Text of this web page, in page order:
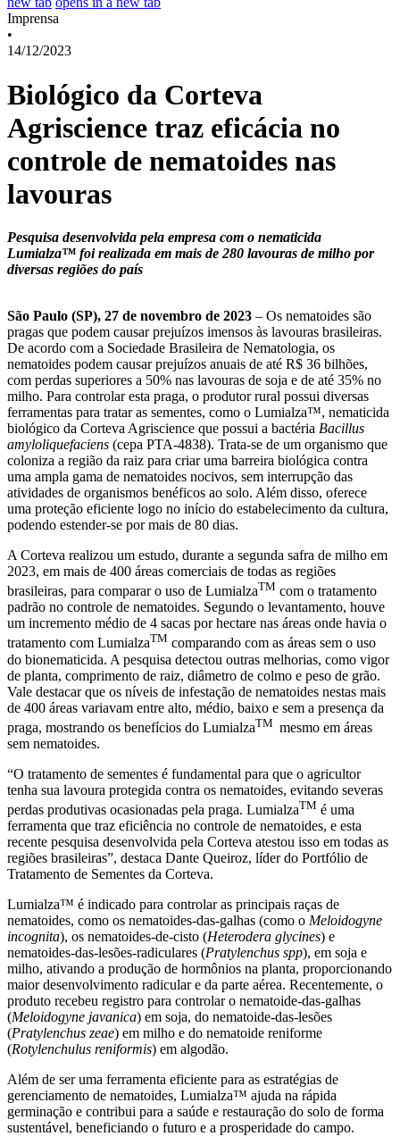
Imprensa
•
14/12/2023
Biológico da Corteva
Agriscience traz eficácia no
controle de nematoides nas
lavouras
Pesquisa desenvolvida pela empresa com o nematicida
Lumialza™ foi realizada em mais de 280 lavouras de milho por
diversas regiões do país
São Paulo (SP), 27 de novembro de 2023 – Os nematoides são
pragas que podem causar prejuízos imensos às lavouras brasileiras.
De acordo com a Sociedade Brasileira de Nematologia, os
nematoides podem causar prejuízos anuais de até R$ 36 bilhões,
com perdas superiores a 50% nas lavouras de soja e de até 35% no
milho. Para controlar esta praga, o produtor rural possui diversas
ferramentas para tratar as sementes, como o Lumialza™, nematicida
biológico da Corteva Agriscience que possui a bactéria Bacillus
amyloliquefaciens (cepa PTA-4838). Trata-se de um organismo que
coloniza a região da raiz para criar uma barreira biológica contra
uma ampla gama de nematoides nocivos, sem interrupção das
atividades de organismos benéficos ao solo. Além disso, oferece
uma proteção eficiente logo no início do estabelecimento da cultura,
podendo estender-se por mais de 80 dias.
A Corteva realizou um estudo, durante a segunda safra de milho em
2023, em mais de 400 áreas comerciais de todas as regiões
brasileiras, para comparar o uso de LumialzaTM com o tratamento
padrão no controle de nematoides. Segundo o levantamento, houve
um incremento médio de 4 sacas por hectare nas áreas onde havia o
tratamento com LumialzaTM comparando com as áreas sem o uso
do bionematicida. A pesquisa detectou outras melhorias, como vigor
de planta, comprimento de raiz, diâmetro de colmo e peso de grão.
Vale destacar que os níveis de infestação de nematoides nestas mais
de 400 áreas variavam entre alto, médio, baixo e sem a presença da
praga, mostrando os benefícios do LumialzaTM mesmo em áreas
sem nematoides.
“O tratamento de sementes é fundamental para que o agricultor
tenha sua lavoura protegida contra os nematoides, evitando severas
perdas produtivas ocasionadas pela praga. LumialzaTM é uma
ferramenta que traz eficiência no controle de nematoides, e esta
recente pesquisa desenvolvida pela Corteva atestou isso em todas as
regiões brasileiras”, destaca Dante Queiroz, líder do Portfólio de
Tratamento de Sementes da Corteva.
Lumialza™ é indicado para controlar as principais raças de
nematoides, como os nematoides-das-galhas (como o Meloidogyne
incognita), os nematoides-de-cisto (Heterodera glycines) e
nematoides-das-lesões-radiculares (Pratylenchus spp), em soja e
milho, ativando a produção de hormônios na planta, proporcionando
maior desenvolvimento radicular e da parte aérea. Recentemente, o
produto recebeu registro para controlar o nematoide-das-galhas
(Meloidogyne javanica) em soja, do nematoide-das-lesões
(Pratylenchus zeae) em milho e do nematoide reniforme
(Rotylenchulus reniformis) em algodão.
Além de ser uma ferramenta eficiente para as estratégias de
gerenciamento de nematoides, Lumialza™ ajuda na rápida
germinação e contribui para a saúde e restauração do solo de forma
sustentável, beneficiando o futuro e a prosperidade do campo.